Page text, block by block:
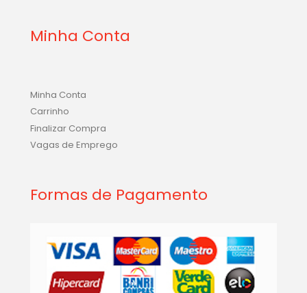
Minha Conta
Minha Conta
Carrinho
Finalizar Compra
Vagas de Emprego
Formas de Pagamento